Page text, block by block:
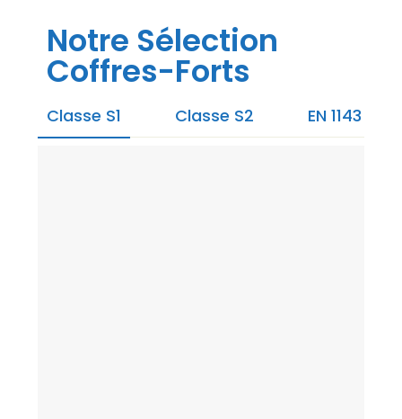
Notre Sélection
Coffres-Forts
Classe S1 Classe S2 EN 1143